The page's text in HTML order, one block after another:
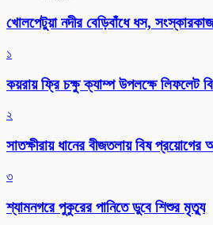
খোলপেটুয়া নদীর বেড়িবাঁধে ধস,
১
কয়রায় ফ্রি চক্ষু ক্যাম্প উপলক্ষে লিফলেট
২
সাতক্ষীরায় ধানের বীজতলায় বিষ প্রয়োগের
৩
শ্যামনগরে পুকুরের পানিতে ডুবে শিশুর মৃত্যু